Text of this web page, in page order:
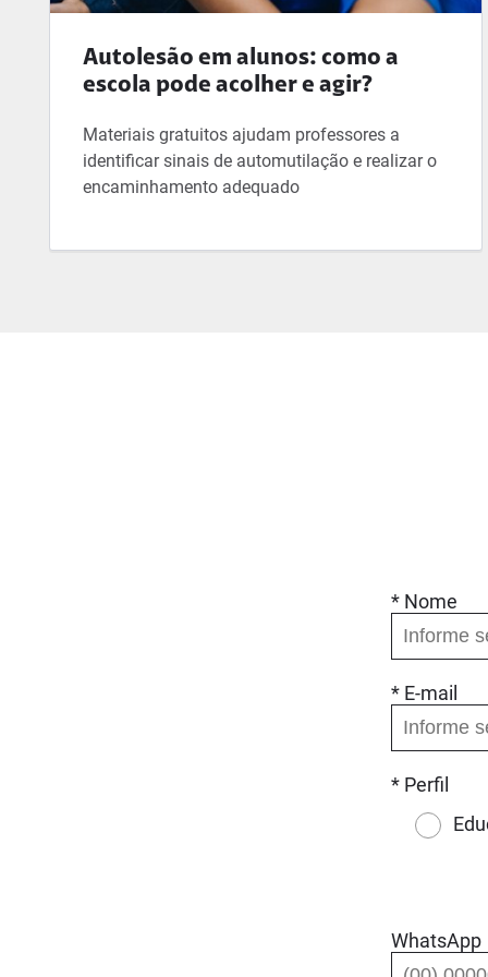
Autolesão em alunos: como a
escola pode acolher e agir?
Materiais gratuitos ajudam professores a
identificar sinais de automutilação e realizar o
encaminhamento adequado
* Nome
* E-mail
* Perfil
WhatsApp